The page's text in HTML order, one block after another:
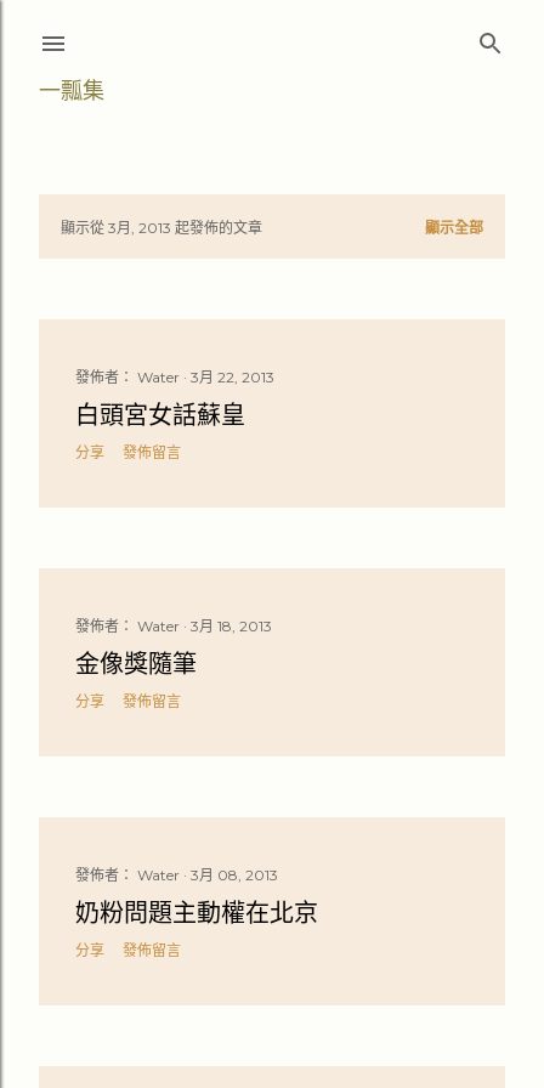
一瓢集
文
章
顯示從 3月, 2013 起發佈的文章 顯示全部
發佈者： Water 3月 22, 2013
白頭宮女話蘇皇
分享 發佈留言
發佈者： Water 3月 18, 2013
金像獎隨筆
分享 發佈留言
發佈者： Water 3月 08, 2013
奶粉問題主動權在北京
分享 發佈留言